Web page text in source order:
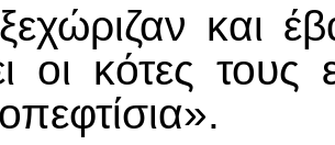
και
οι κότες